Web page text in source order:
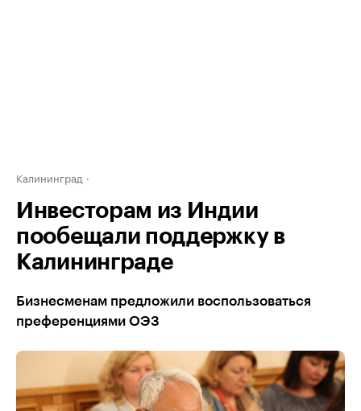
Калининград
Инвесторам из Индии
пообещали поддержку в
Калининграде
Бизнесменам предложили воспользоваться
преференциями ОЭЗ